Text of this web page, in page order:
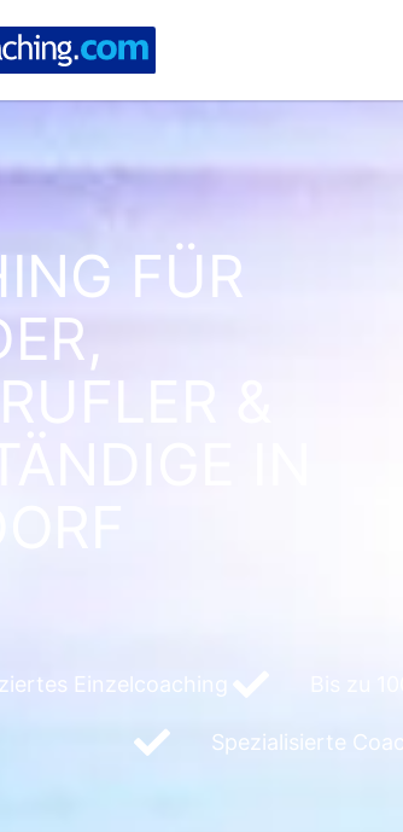
FÜR
&
IN
Einzelcoaching
Spezialisierte